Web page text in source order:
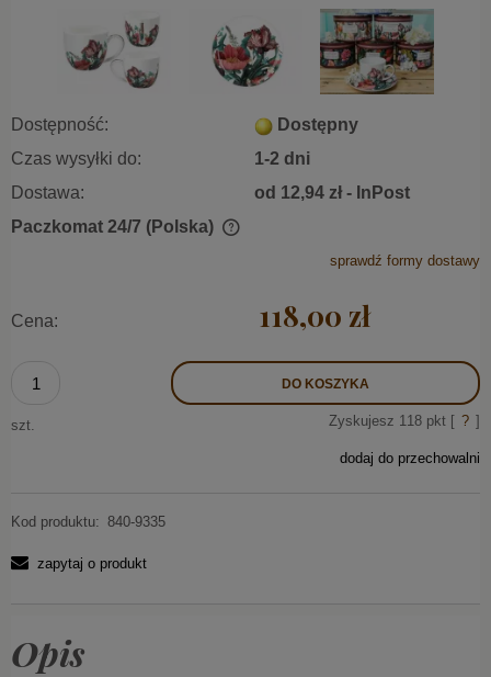
Dostępność:
Dostępny
Czas wysyłki do:
1-2 dni
Dostawa:
od 12,94 zł - InPost
Paczkomat 24/7 (Polska)
sprawdź formy dostawy
Cena: 118,00 zł
szt.
DO KOSZYKA
Zyskujesz 118 pkt [ ? ]
dodaj do przechowalni
Kod produktu: 840-9335
zapytaj o produkt
Opis